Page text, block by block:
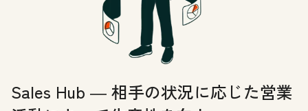
Sales Hub ― 相手の状況に応じた営業